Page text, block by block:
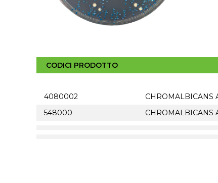
CODICI PRODOTTO
4080002 CHROMALBICANS
548000 CHROMALBICANS